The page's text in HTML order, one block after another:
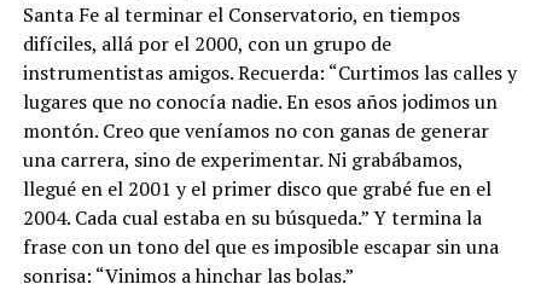
Santa Fe al terminar el Conservatorio, en tiempos
difíciles, allá por el 2000, con un grupo de
instrumentistas amigos. Recuerda: “Curtimos las calles y
lugares que no conocía nadie. En esos años jodimos un
montón. Creo que veníamos no con ganas de generar
una carrera, sino de experimentar. Ni grabábamos,
llegué en el 2001 y el primer disco que grabé fue en el
2004. Cada cual estaba en su búsqueda.” Y termina la
frase con un tono del que es imposible escapar sin una
sonrisa: “Vinimos a hinchar las bolas.”